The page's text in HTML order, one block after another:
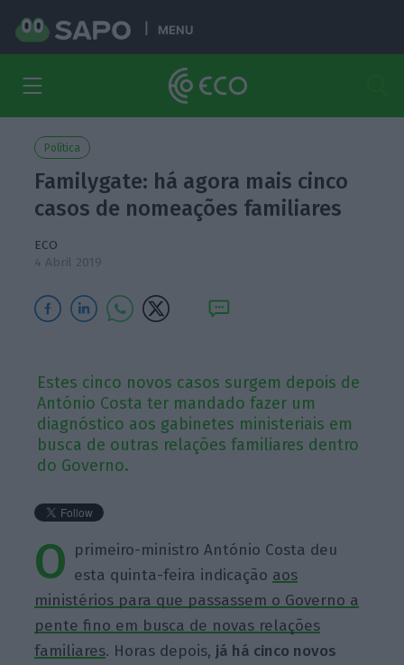
MENU
Política
Familygate: há agora mais cinco
casos de nomeações familiares
ECO
4 Abril 2019
Estes cinco novos casos surgem depois de
António Costa ter mandado fazer um
diagnóstico aos gabinetes ministeriais em
busca de outras relações familiares dentro
do Governo.
O primeiro-ministro António Costa deu
esta quinta-feira indicação aos
ministérios para que passassem o Governo a
pente fino em busca de novas relações
familiares. Horas depois, já há cinco novos